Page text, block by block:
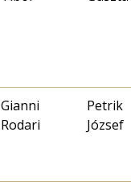
Gianni
Rodari
Petrik
József